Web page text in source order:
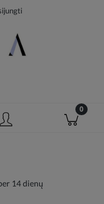
14 dienų